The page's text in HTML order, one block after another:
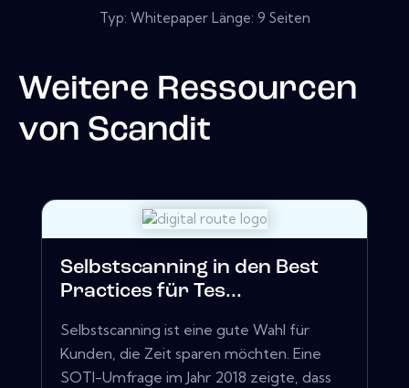
Typ: Whitepaper Länge: 9 Seiten
Weitere Ressourcen
von Scandit
Selbstscanning in den Best
Practices für Tes...
Selbstscanning ist eine gute Wahl für
Kunden, die Zeit sparen möchten. Eine
SOTI-Umfrage im Jahr 2018 zeigte, dass